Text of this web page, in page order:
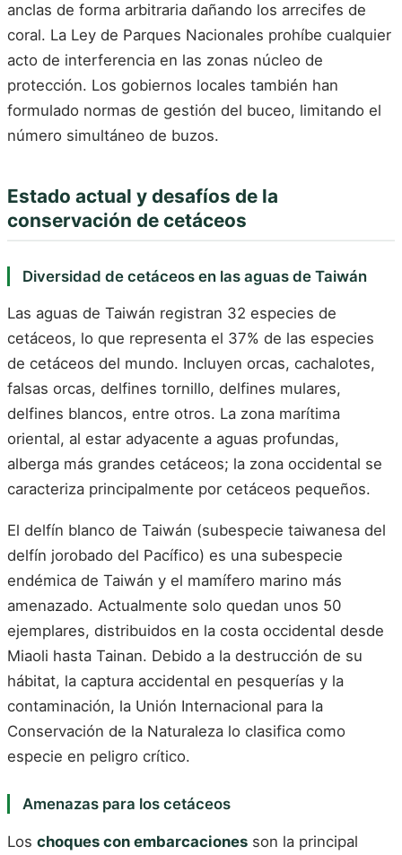
anclas de forma arbitraria dañando los arrecifes de
coral. La Ley de Parques Nacionales prohíbe cualquier
acto de interferencia en las zonas núcleo de
protección. Los gobiernos locales también han
formulado normas de gestión del buceo, limitando el
número simultáneo de buzos.
Estado actual y desafíos de la
conservación de cetáceos
Diversidad de cetáceos en las aguas de Taiwán
Las aguas de Taiwán registran 32 especies de
cetáceos, lo que representa el 37% de las especies
de cetáceos del mundo. Incluyen orcas, cachalotes,
falsas orcas, delfines tornillo, delfines mulares,
delfines blancos, entre otros. La zona marítima
oriental, al estar adyacente a aguas profundas,
alberga más grandes cetáceos; la zona occidental se
caracteriza principalmente por cetáceos pequeños.
El delfín blanco de Taiwán (subespecie taiwanesa del
delfín jorobado del Pacífico) es una subespecie
endémica de Taiwán y el mamífero marino más
amenazado. Actualmente solo quedan unos 50
ejemplares, distribuidos en la costa occidental desde
Miaoli hasta Tainan. Debido a la destrucción de su
hábitat, la captura accidental en pesquerías y la
contaminación, la Unión Internacional para la
Conservación de la Naturaleza lo clasifica como
especie en peligro crítico.
Amenazas para los cetáceos
Los choques con embarcaciones son la principal